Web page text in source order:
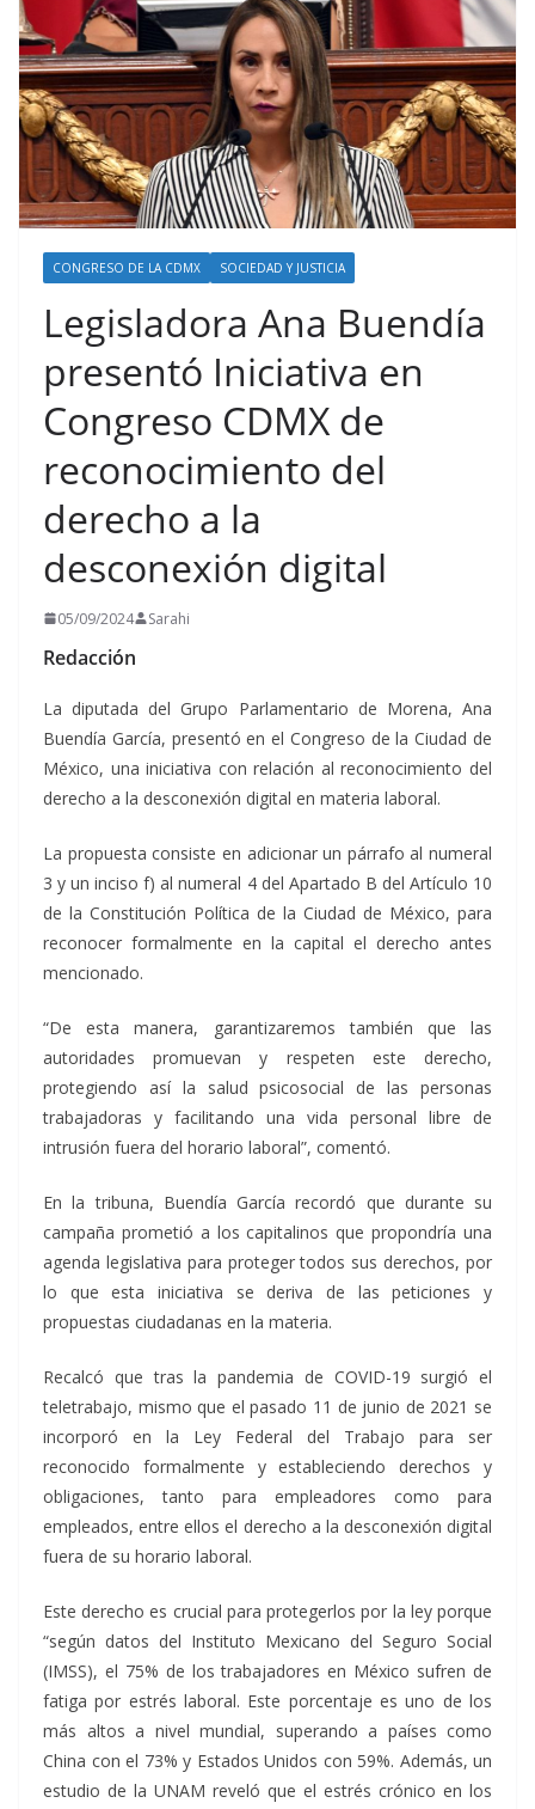
CONGRESO DE LA CDMX SOCIEDAD Y JUSTICIA
Legisladora Ana Buendía
presentó Iniciativa en
Congreso CDMX de
reconocimiento del
derecho a la
desconexión digital
05/09/2024 Sarahi
Redacción
La diputada del Grupo Parlamentario de Morena, Ana
Buendía García, presentó en el Congreso de la Ciudad de
México, una iniciativa con relación al reconocimiento del
derecho a la desconexión digital en materia laboral.
La propuesta consiste en adicionar un párrafo al numeral
3 y un inciso f) al numeral 4 del Apartado B del Artículo 10
de la Constitución Política de la Ciudad de México, para
reconocer formalmente en la capital el derecho antes
mencionado.
“De esta manera, garantizaremos también que las
autoridades promuevan y respeten este derecho,
protegiendo así la salud psicosocial de las personas
trabajadoras y facilitando una vida personal libre de
intrusión fuera del horario laboral”, comentó.
En la tribuna, Buendía García recordó que durante su
campaña prometió a los capitalinos que propondría una
agenda legislativa para proteger todos sus derechos, por
lo que esta iniciativa se deriva de las peticiones y
propuestas ciudadanas en la materia.
Recalcó que tras la pandemia de COVID-19 surgió el
teletrabajo, mismo que el pasado 11 de junio de 2021 se
incorporó en la Ley Federal del Trabajo para ser
reconocido formalmente y estableciendo derechos y
obligaciones, tanto para empleadores como para
empleados, entre ellos el derecho a la desconexión digital
fuera de su horario laboral.
Este derecho es crucial para protegerlos por la ley porque
“según datos del Instituto Mexicano del Seguro Social
(IMSS), el 75% de los trabajadores en México sufren de
fatiga por estrés laboral. Este porcentaje es uno de los
más altos a nivel mundial, superando a países como
China con el 73% y Estados Unidos con 59%. Además, un
estudio de la UNAM reveló que el estrés crónico en los